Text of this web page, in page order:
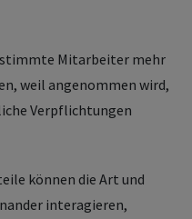
Mitarbeiter mehr
weil angenommen wird,
Verpflichtungen
können die Art und
interagieren,